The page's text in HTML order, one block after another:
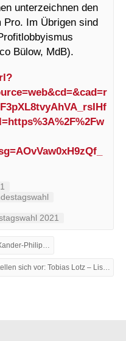
unterzeichnen den
Pro. Im Übrigen sind
Bülow, MdB).
2021